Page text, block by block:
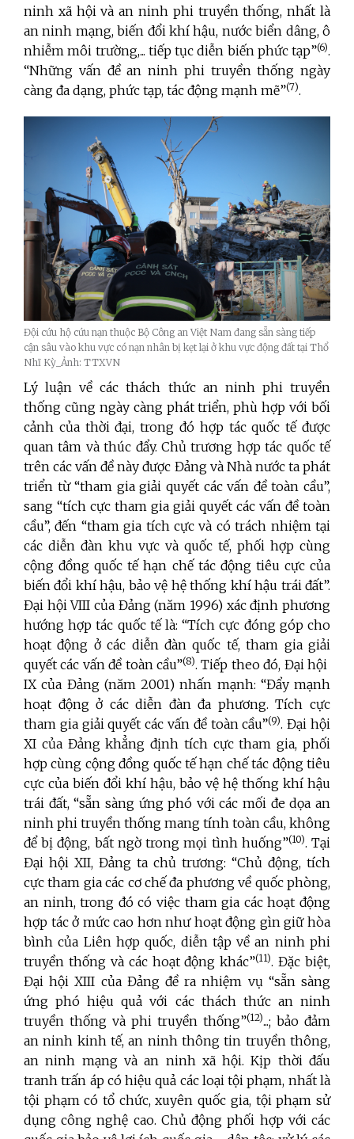
ninh xã hội và an ninh phi truyền thống, nhất là
an ninh mạng, biến đổi khí hậu, nước biển dâng, ô
nhiễm môi trường,... tiếp tục diễn biến phức tạp”(6).
“Những vấn đề an ninh phi truyền thống ngày
càng đa dạng, phức tạp, tác động mạnh mẽ”(7).
Đội cứu hộ cứu nạn thuộc Bộ Công an Việt Nam đang sẵn sàng tiếp
cận sâu vào khu vực có nạn nhân bị kẹt lại ở khu vực động đất tại Thổ
Nhĩ Kỳ_Ảnh: TTXVN
Lý luận về các thách thức an ninh phi truyền
thống cũng ngày càng phát triển, phù hợp với bối
cảnh của thời đại, trong đó hợp tác quốc tế được
quan tâm và thúc đẩy. Chủ trương hợp tác quốc tế
trên các vấn đề này được Đảng và Nhà nước ta phát
triển từ “tham gia giải quyết các vấn đề toàn cầu”,
sang “tích cực tham gia giải quyết các vấn đề toàn
cầu”, đến “tham gia tích cực và có trách nhiệm tại
các diễn đàn khu vực và quốc tế, phối hợp cùng
cộng đồng quốc tế hạn chế tác động tiêu cực của
biến đổi khí hậu, bảo vệ hệ thống khí hậu trái đất”.
Đại hội VIII của Đảng (năm 1996) xác định phương
hướng hợp tác quốc tế là: “Tích cực đóng góp cho
hoạt động ở các diễn đàn quốc tế, tham gia giải
quyết các vấn đề toàn cầu”(8). Tiếp theo đó, Đại hội
IX của Đảng (năm 2001) nhấn mạnh: “Đẩy mạnh
hoạt động ở các diễn đàn đa phương. Tích cực
tham gia giải quyết các vấn đề toàn cầu”(9). Đại hội
XI của Đảng khẳng định tích cực tham gia, phối
hợp cùng cộng đồng quốc tế hạn chế tác động tiêu
cực của biến đổi khí hậu, bảo vệ hệ thống khí hậu
trái đất, “sẵn sàng ứng phó với các mối đe dọa an
ninh phi truyền thống mang tính toàn cầu, không
để bị động, bất ngờ trong mọi tình huống”(10). Tại
Đại hội XII, Đảng ta chủ trương: “Chủ động, tích
cực tham gia các cơ chế đa phương về quốc phòng,
an ninh, trong đó có việc tham gia các hoạt động
hợp tác ở mức cao hơn như hoạt động gìn giữ hòa
bình của Liên hợp quốc, diễn tập về an ninh phi
truyền thống và các hoạt động khác”(11). Đặc biệt,
Đại hội XIII của Đảng đề ra nhiệm vụ “sẵn sàng
ứng phó hiệu quả với các thách thức an ninh
truyền thống và phi truyền thống”(12)...; bảo đảm
an ninh kinh tế, an ninh thông tin truyền thông,
an ninh mạng và an ninh xã hội. Kịp thời đấu
tranh trấn áp có hiệu quả các loại tội phạm, nhất là
tội phạm có tổ chức, xuyên quốc gia, tội phạm sử
dụng công nghệ cao. Chủ động phối hợp với các